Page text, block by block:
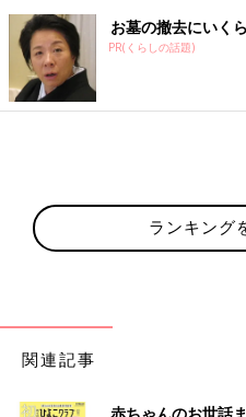
お墓の撤去にいく
PR(くらしの話題)
ランキング
関連記事